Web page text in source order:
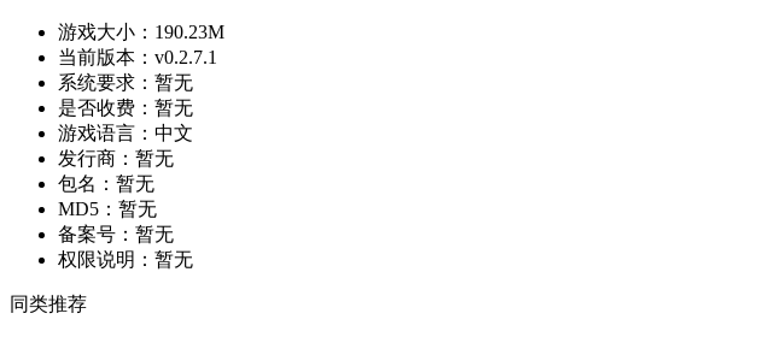
游戏大小： 190.23M
当前版本： v0.2.7.1
系统要求： 暂无
是否收费： 暂无
游戏语言： 中文
发行商： 暂无
包名： 暂无
MD5： 暂无
备案号： 暂无
权限说明： 暂无
同类推荐